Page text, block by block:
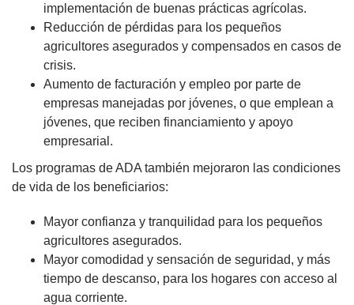
implementación de buenas prácticas agrícolas.
Reducción de pérdidas para los pequeños
agricultores asegurados y compensados en casos de
crisis.
Aumento de facturación y empleo por parte de
empresas manejadas por jóvenes, o que emplean a
jóvenes, que reciben financiamiento y apoyo
empresarial.
Los programas de ADA también mejoraron las condiciones
de vida de los beneficiarios:
Mayor confianza y tranquilidad para los pequeños
agricultores asegurados.
Mayor comodidad y sensación de seguridad, y más
tiempo de descanso, para los hogares con acceso al
agua corriente.